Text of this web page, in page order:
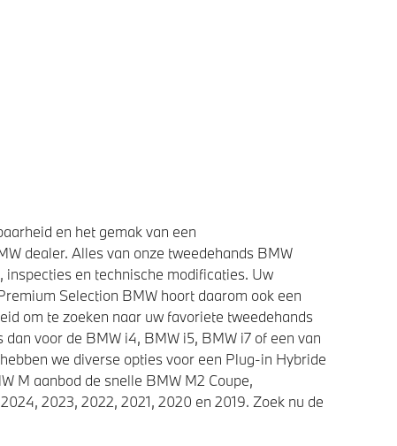
en het gemak van een
dealer. Alles van onze tweedehands BMW
en technische modificaties. Uw
Selection BMW hoort daarom ook een
om te zoeken naar uw favoriete tweedehands
voor de BMW i4, BMW i5, BMW i7 of een van
we diverse opties voor een Plug-in Hybride
M aanbod de snelle BMW M2 Coupe,
2023, 2022, 2021, 2020 en 2019. Zoek nu de